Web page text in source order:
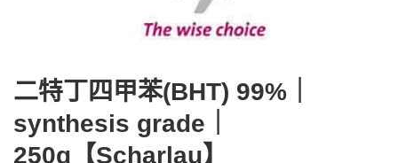
二特丁四甲苯(BHT) 99%｜
synthesis grade｜
250g【Scharlau】